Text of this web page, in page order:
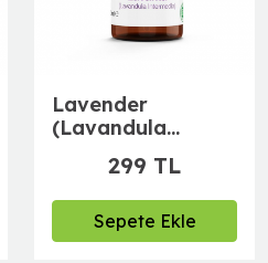
Lavender
(Lavandula
299 TL
Sepete Ekle